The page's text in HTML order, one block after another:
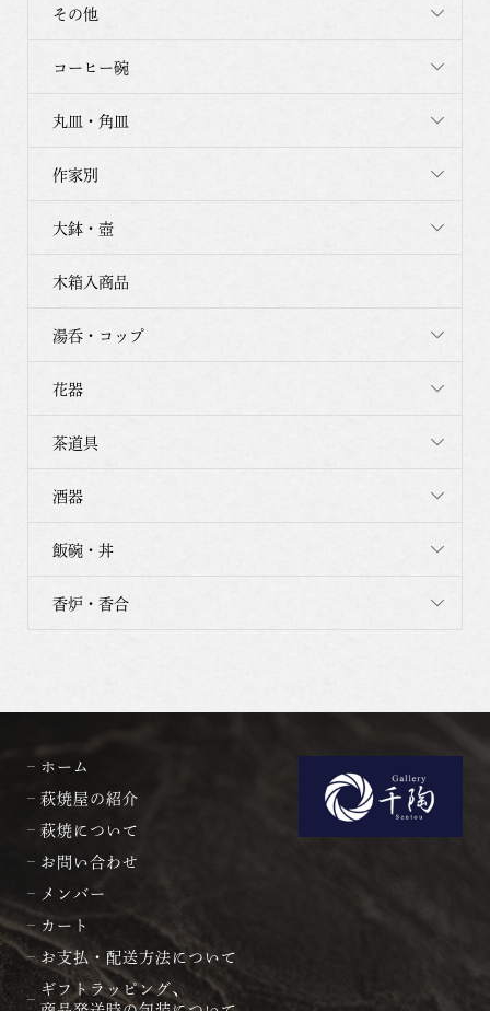
その他
コーヒー碗
丸皿・角皿
作家別
大鉢・壺
木箱入商品
湯呑・コップ
花器
茶道具
酒器
飯碗・丼
香炉・香合
ホーム
萩焼屋の紹介
萩焼について
お問い合わせ
メンバー
カート
お支払・配送方法について
ギフトラッピング、